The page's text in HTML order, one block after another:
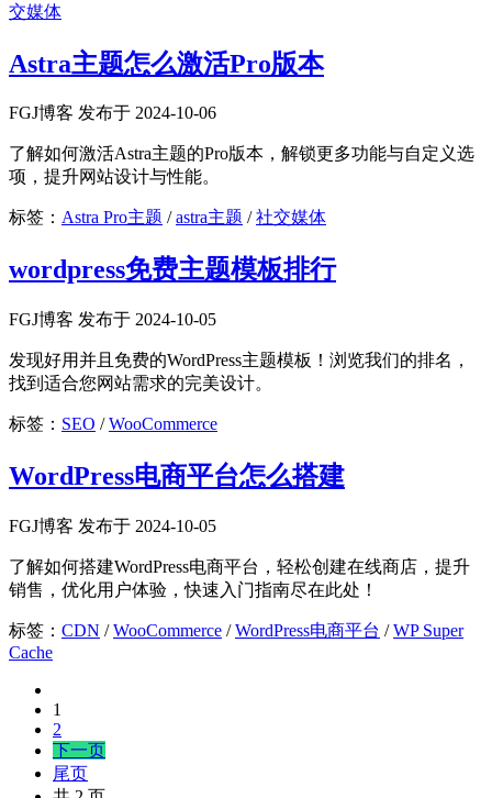
交媒体
Astra主题怎么激活Pro版本
FGJ博客 发布于 2024-10-06
了解如何激活Astra主题的Pro版本，解锁更多功能与自定义选
项，提升网站设计与性能。
标签： Astra Pro主题 /astra主题 /社交媒体
wordpress免费主题模板排行
FGJ博客 发布于 2024-10-05
发现好用并且免费的WordPress主题模板！浏览我们的排名，
找到适合您网站需求的完美设计。
标签： SEO /WooCommerce
WordPress电商平台怎么搭建
FGJ博客 发布于 2024-10-05
了解如何搭建WordPress电商平台，轻松创建在线商店，提升
销售，优化用户体验，快速入门指南尽在此处！
标签： CDN /WooCommerce /WordPress电商平台 /WP Super
Cache
1
2
下一页
尾页